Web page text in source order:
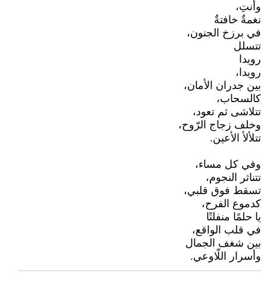
وأنتِ،
نغمةٌ خافتةٌ
في برزخ الجنون،
تتسلل
رويدا
رويدا،
بين جدران الأمان،
كالسحاب،
تتلاشى ثم تعود،
وخلف زجاج الرّوح،
تتلألأ الأعين.
وفي كل مساء،
تتناثر النجوم،
تسقط فوق قلبي،
كدموع الفرح،
يا حلمًا منفلتًا
في قلب الواقع،
بين شغف الجمال
وأسرار اللّاوعي.